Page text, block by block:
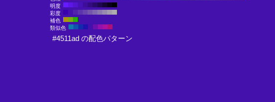
明度
彩度
補色
類似色
#4511ad の配色パターン